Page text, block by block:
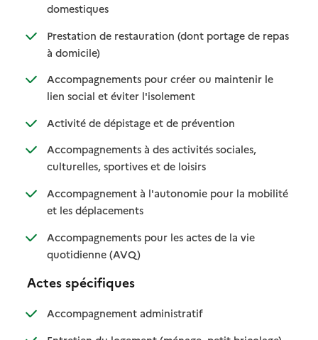
domestiques: disponible
: non disponible
Prestation de restauration (dont portage de repas
à domicile): disponible
: non disponible
Accompagnements pour créer ou maintenir le
lien social et éviter l'isolement: disponible
: non disponible
Activité de dépistage et de prévention: disponible
: non disponible
Accompagnements à des activités sociales,
culturelles, sportives et de loisirs: disponible
: non disponible
Accompagnement à l'autonomie pour la mobilité
et les déplacements: disponible
: non disponible
Accompagnements pour les actes de la vie
quotidienne (AVQ): disponible
: non disponible
Actes spécifiques
Accompagnement administratif: disponible
: non disponible